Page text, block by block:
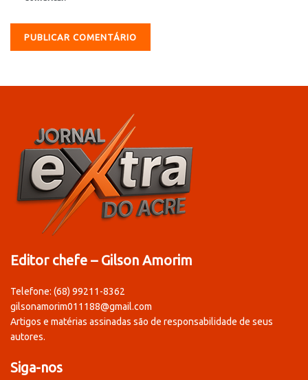
Editor chefe – Gilson Amorim
Telefone: (68) 99211-8362
gilsonamorim011188@gmail.com
Artigos e matérias assinadas são de responsabilidade de seus
autores.
Siga-nos